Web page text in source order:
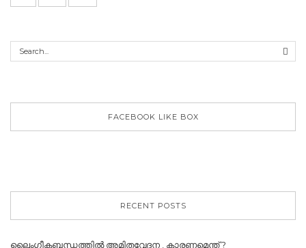
FACEBOOK LIKE BOX
RECENT POSTS
ലൈംഗീകബന്ധത്തില്‍ അമിതവേദന , കാരണമെന്ത് ?